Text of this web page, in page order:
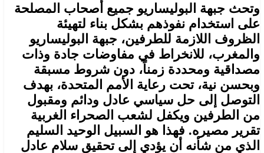
وتحث جبهة البوليساريو جميع أصحاب المصلحة
على استخدام نفوذهم بشكل بناء لتهيئة
الظروف اللازمة للطرفين، جبهة البوليساريو
والمغرب، للانخراط في مفاوضات جادة وذات
مصداقية ومحددة زمناً، دون شروط مسبقة
وبحسن نية، تحت رعاية الأمم المتحدة، بهدف
التوصل إلى حل سياسي عادل ودائم ومقبول
من الطرفين ويكفل لشعب الصحراء الغربية
تقرير مصيره. فهذا هو السبيل الوحيد السليم
الذي من شأنه أن يؤدي إلى تحقيق سلام عادل